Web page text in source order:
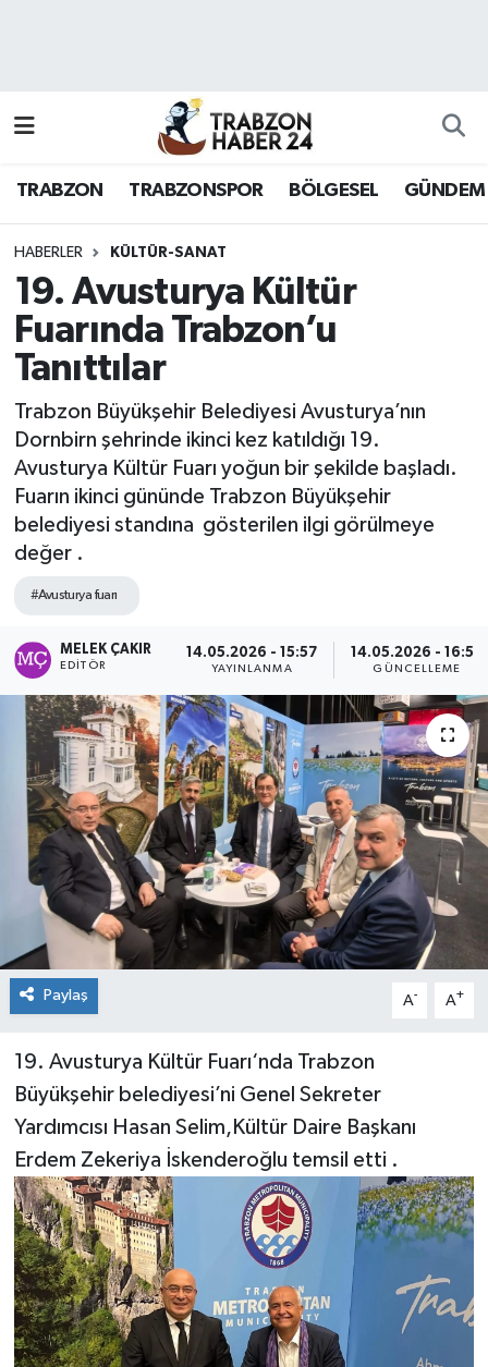
TRABZON TRABZONSPOR BÖLGESEL GÜNDEM
HABERLER KÜLTÜR-SANAT
19. Avusturya Kültür
Fuarında Trabzon’u
Tanıttılar
Trabzon Büyükşehir Belediyesi Avusturya’nın
Dornbirn şehrinde ikinci kez katıldığı 19.
Avusturya Kültür Fuarı yoğun bir şekilde başladı.
Fuarın ikinci gününde Trabzon Büyükşehir
belediyesi standına gösterilen ilgi görülmeye
değer .
#Avusturya fuarı
MELEK ÇAKIR
EDITÖR
14.05.2026 - 15:57
YAYINLANMA
14.05.2026 - 16:53
GÜNCELLEME
Paylaş A- A+
19. Avusturya Kültür Fuarı‘nda Trabzon
Büyükşehir belediyesi’ni Genel Sekreter
Yardımcısı Hasan Selim,Kültür Daire Başkanı
Erdem Zekeriya İskenderoğlu temsil etti .
Hava Durumu
Namaz Vakitleri
Trafik Durumu
Süper Lig Puan Durumu ve Fikstür
Tüm Manşetler
Son Dakika Haberleri
Haber Arşivi